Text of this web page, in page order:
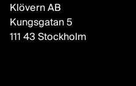
Klövern AB
Kungsgatan 5
111 43 Stockholm